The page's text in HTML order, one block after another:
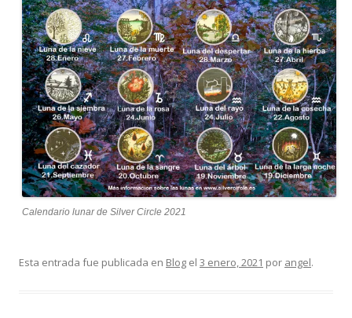
Calendario lunar de Silver Circle 2021
Esta entrada fue publicada en Blog el 3 enero, 2021 por angel.